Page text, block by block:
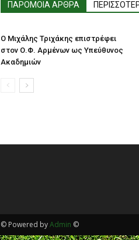
ΠΑΡΟΜΟΙΑ ΑΡΘΡΑ
Ο Μιχάλης Τριχάκης επιστρέφει
στον Ο.Φ. Αρμένων ως Υπεύθυνος
Ακαδημιών
© Powered byAdmin ©